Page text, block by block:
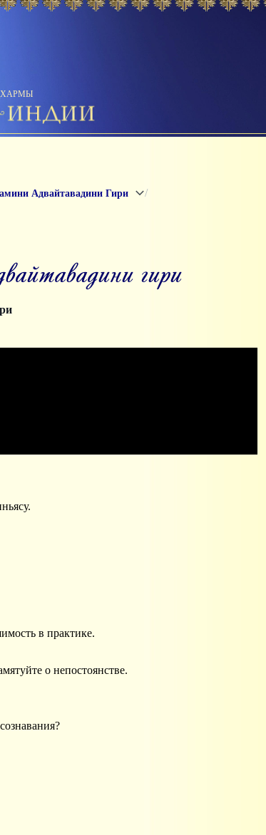
Адвайтавадини Гири /
гири
в практике.
о непостоянстве.